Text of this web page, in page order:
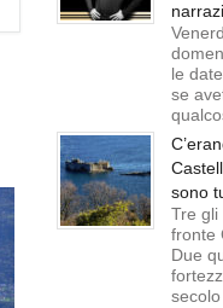
le
se
sono
Tre gli
fronte
Due